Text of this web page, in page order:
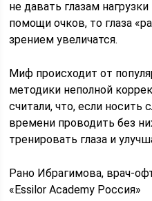
не давать глазам
помощи очков, то глаза
зрением увеличатся.
Миф происходит от
методики неполной
считали, что, если носить
времени проводить без
тренировать глаза и
Рано Ибрагимова, врач-
«Essilor Academy Россия»